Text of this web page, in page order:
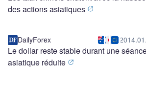
des actions asiatiques
DailyForex
Le dollar reste stable durant une
asiatique réduite